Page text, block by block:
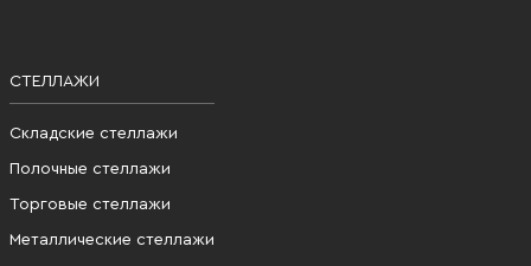
СТЕЛЛАЖИ
Складские стеллажи
Полочные стеллажи
Торговые стеллажи
Металлические стеллажи